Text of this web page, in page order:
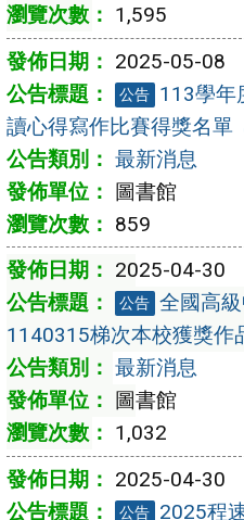
1,595
2025-05-08
公告 113學年
讀心得寫作比賽得獎名單
最新消息
圖書館
859
2025-04-30
公告 全國高
1140315梯次本校獲獎作
最新消息
圖書館
1,032
2025-04-30
公告 2025程